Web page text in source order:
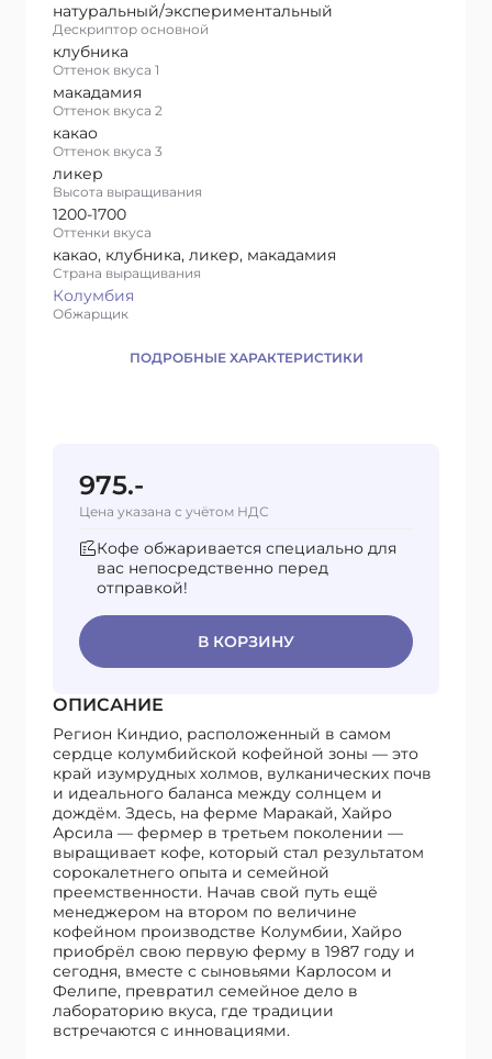
натуральный/экспериментальный
Дескриптор основной
клубника
Оттенок вкуса 1
макадамия
Оттенок вкуса 2
какао
Оттенок вкуса 3
ликер
Высота выращивания
1200-1700
Оттенки вкуса
какао, клубника, ликер, макадамия
Страна выращивания
Колумбия
Обжарщик
ПОДРОБНЫЕ ХАРАКТЕРИСТИКИ
975.-
Цена указана с учётом НДС
Кофе обжаривается специально для
вас непосредственно перед
отправкой!
В КОРЗИНУ
ОПИСАНИЕ
Регион Киндио, расположенный в самом
сердце колумбийской кофейной зоны — это
край изумрудных холмов, вулканических почв
и идеального баланса между солнцем и
дождём. Здесь, на ферме Маракай, Хайро
Арсила — фермер в третьем поколении —
выращивает кофе, который стал результатом
сорокалетнего опыта и семейной
преемственности. Начав свой путь ещё
менеджером на втором по величине
кофейном производстве Колумбии, Хайро
приобрёл свою первую ферму в 1987 году и
сегодня, вместе с сыновьями Карлосом и
Фелипе, превратил семейное дело в
лабораторию вкуса, где традиции
встречаются с инновациями.